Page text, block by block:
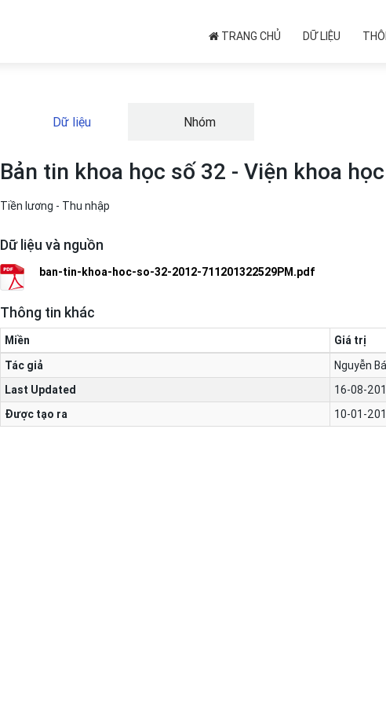
TRANG CHỦ DỮ LIỆU
Dữ liệu Nhóm
Bản tin khoa học số 32 - Viện khoa
Tiền lương - Thu nhập
Dữ liệu và nguồn
ban-tin-khoa-hoc-so-32-2012-711201322529PM.pdf
Thông tin khác
Miền
Giá trị
Tác giả
Nguyễn
Last Updated
16-08-
Được tạo ra
10-01-